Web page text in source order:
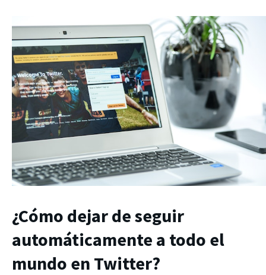
¿Cómo dejar de seguir
automáticamente a todo el
mundo en Twitter?